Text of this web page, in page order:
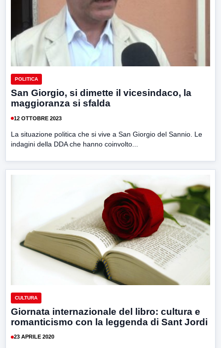
POLITICA
San Giorgio, si dimette il vicesindaco, la
maggioranza si sfalda
12 OTTOBRE 2023
La situazione politica che si vive a San Giorgio del Sannio. Le
indagini della DDA che hanno coinvolto...
CULTURA
Giornata internazionale del libro: cultura e
romanticismo con la leggenda di Sant Jordi
23 APRILE 2020